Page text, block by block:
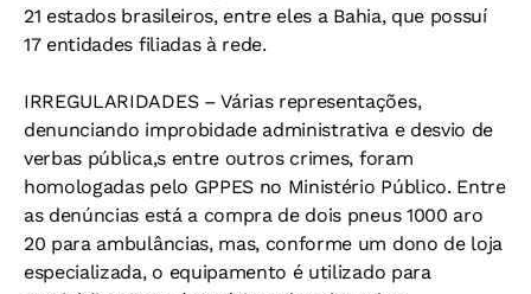
21 estados brasileiros, entre eles a Bahia, que possuí
17 entidades filiadas à rede.
IRREGULARIDADES –Várias representações,
denunciando improbidade administrativa e desvio de
verbas pública,s entre outros crimes, foram
homologadas pelo GPPES no Ministério Público. Entre
as denúncias está a compra de dois pneus 1000 aro
20 para ambulâncias, mas, conforme um dono de loja
especializada, o equipamento é utilizado para